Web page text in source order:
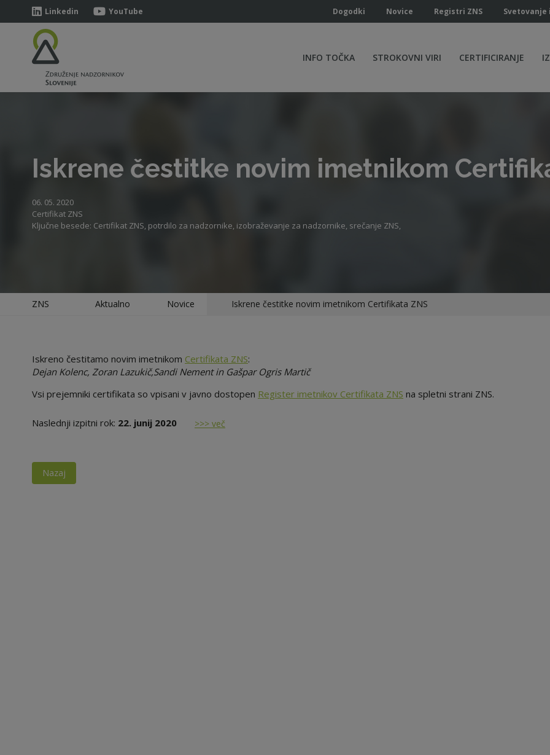
Linkedin YouTube Dogodki Novice Registri ZNS
INFO TOČKA STROKOVNI VIRI CERTIFICIRANJE
Iskrene čestitke novim imetnikom
06. 05. 2020
Certifikat ZNS
Ključne besede: Certifikat ZNS, potrdilo za nadzornike, izobraževanje za nadzornike, srečanje ZNS,
ZNS Aktualno Novice Iskrene čestitke novim imetnikom Certifikata ZNS
Iskreno čestitamo novim imetnikom Certifikata ZNS:
Dejan Kolenc, Zoran Lazukič,Sandi Nement in Gašpar Ogris Martič
Vsi prejemniki certifikata so vpisani v javno dostopen Register imetnikov Certifikata ZNS na spletni strani ZNS.
Naslednji izpitni rok: 22. junij 2020 >>> več
Nazaj